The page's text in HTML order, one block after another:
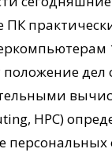
ПК
дел
HPC)
персональных